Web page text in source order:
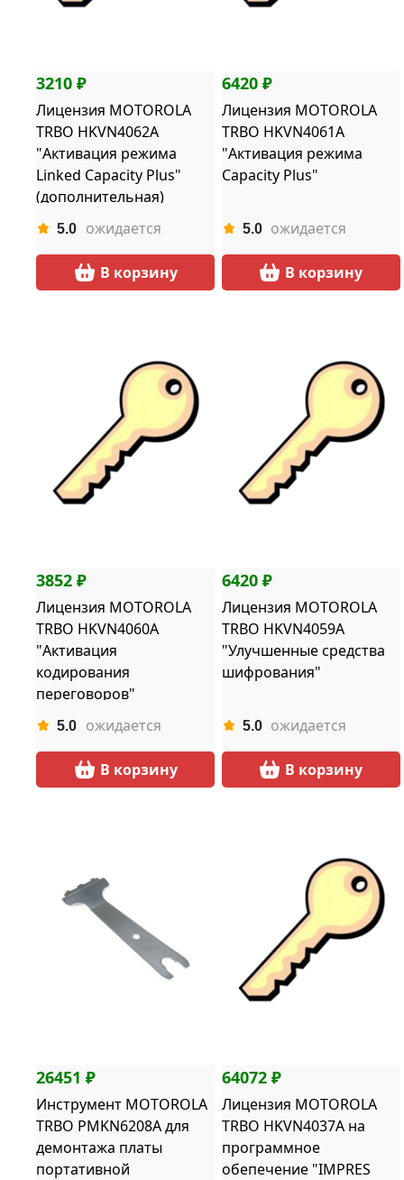
3210 ₽
Лицензия MOTOROLA
TRBO HKVN4062A
"Активация режима
Linked Capacity Plus"
(дополнительная)
5.0 ожидается
В корзину
6420 ₽
Лицензия MOTOROLA
TRBO HKVN4061A
"Активация режима
Capacity Plus"
5.0 ожидается
В корзину
3852 ₽
Лицензия MOTOROLA
TRBO HKVN4060A
"Активация
кодирования
переговоров"
5.0 ожидается
В корзину
6420 ₽
Лицензия MOTOROLA
TRBO HKVN4059A
"Улучшенные средства
шифрования"
5.0 ожидается
В корзину
26451 ₽
Инструмент MOTOROLA
TRBO PMKN6208A для
демонтажа платы
портативной
64072 ₽
Лицензия MOTOROLA
TRBO HKVN4037A на
программное
обепечение "IMPRES